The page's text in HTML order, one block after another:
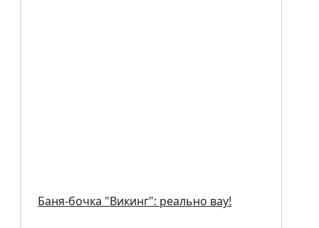
Баня-бочка "Викинг": реально вау!